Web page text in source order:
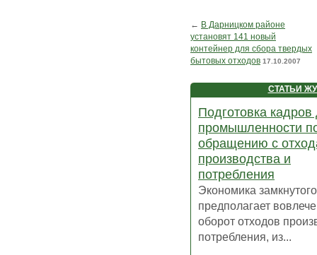
← В Дарницком районе
установят 141 новый
контейнер для сбора твердых
бытовых отходов 17.10.2007
СТАТЬИ
Подготовка кадров
промышленности
обращению с
производства и
потребления
Экономика
предполагает
оборот отходов
потребления, из...